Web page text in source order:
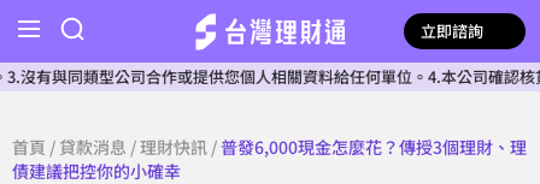
立即諮詢
公司合作或提供您個人相關資料給任何單位。4.本公司確認核貸前不會收
首頁 / 貸款消息 /理財快訊 /普發6,000現金怎麼花？傳授3個理財、理
債建議把控你的小確幸